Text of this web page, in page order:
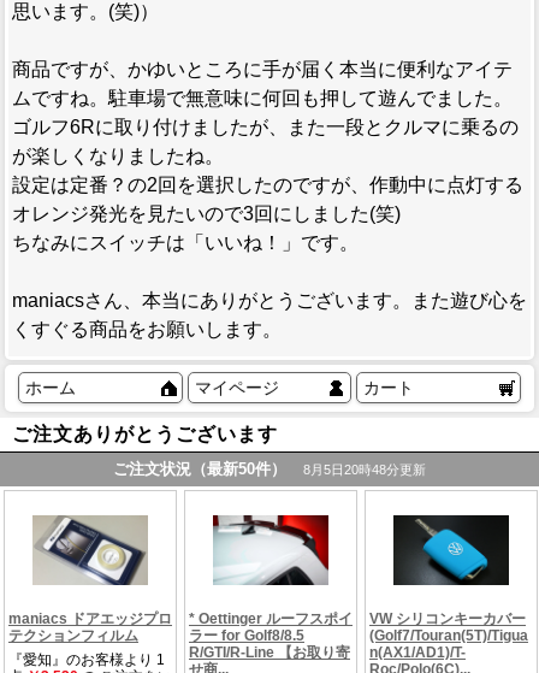
思います。(笑)）
商品ですが、かゆいところに手が届く本当に便利なアイテ
ムですね。駐車場で無意味に何回も押して遊んでました。
ゴルフ6Rに取り付けましたが、また一段とクルマに乗るの
が楽しくなりましたね。
設定は定番？の2回を選択したのですが、作動中に点灯する
オレンジ発光を見たいので3回にしました(笑)
ちなみにスイッチは「いいね！」です。
maniacsさん、本当にありがとうございます。また遊び心を
くすぐる商品をお願いします。
ホーム マイページ カート
ご注文ありがとうございます